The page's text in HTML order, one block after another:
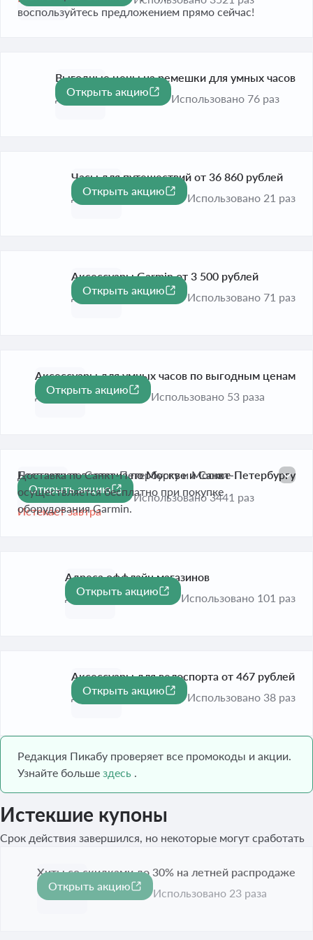
воспользуйтесь предложением прямо сейчас!
Выгодные цены на ремешки для умных часов
До 31 дек. 2026
Открыть акцию
Использовано 76 раз
Часы для путешествий от 36 860 рублей
До 31 авг. 2026
Открыть акцию
Использовано 21 раз
Аксессуары Garmin от 3 500 рублей
До 31 дек. 2026
Открыть акцию
Использовано 71 раз
Аксессуары для умных часов по выгодным ценам
До 31 дек. 2026
Открыть акцию
Использовано 53 раза
Бесплатная доставка по Москве и Санкт-Петербургу
в Garmin
Истекает завтра
Доставка по Санкт-Петербургу и Москве
осуществляется бесплатно при покупке
оборудования Garmin.
Открыть акцию
Использовано 3441 раз
Адреса оффлайн магазинов
До 31 дек. 2026
Открыть акцию
Использовано 101 раз
Аксессуары для велоспорта от 467 рублей
До 31 дек. 2026
Открыть акцию
Использовано 38 раз
Редакция Пикабу проверяет все промокоды и акции.
Узнайте больше здесь .
Истекшие купоны
Срок действия завершился, но некоторые могут сработать
-30%
Хиты со скидками до 30% на летней распродаже
Срок акции истёк
Открыть акцию
Использовано 23 раза